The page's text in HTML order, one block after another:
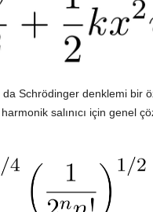
Schrödinger denklemi bir
salınıcı için genel